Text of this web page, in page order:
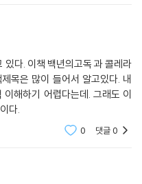
이 점과 관련하여 이 소설의 저
을 가지고 전쟁이라는 극한 상
게 「가장 효과적인 방법은 폭력
하여 정부군과 싸울 것을 독려
회와의 모든 교통을 차단한 채
만, 아우렐리아노 부엔디아 대
하여 부엔디아 가문의 다른 후
다. 이책 백년의고독 과 콜레라
목은 많이 들어서 알고있다. 내
해하기 어렵다는데. 그래도 이
다.
0 댓글0